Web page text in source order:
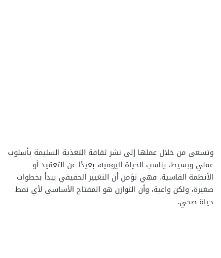
وتسعى من خلال عملها إلى نشر ثقافة التغذية السليمة بأسلوب
عملي وبسيط، يناسب الحياة اليومية، بعيدًا عن التعقيد أو
الأنظمة القاسية. فهي تؤمن أن التغيير الحقيقي يبدأ بخطوات
صغيرة، ولكن واعية، وأن التوازن هو المفتاح الأساسي لأي نمط
حياة صحي.